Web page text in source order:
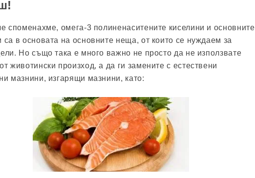
споменахме, омега-3 полиненаситените киселини и основните
са в основата на основните неща, от които се нуждаем за
Но също така е много важно не просто да не използвате
животински произход, а да ги замените с естествени
мазнини, изгарящи мазнини, като: